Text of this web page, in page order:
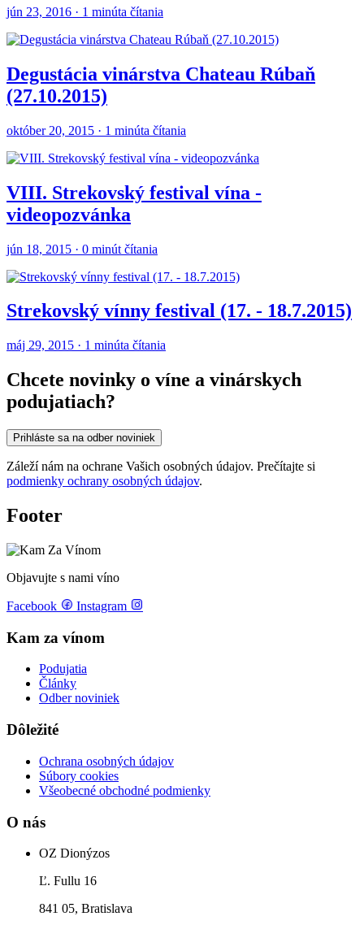
jún 23, 2016 · 1 minúta čítania
Degustácia vinárstva Chateau Rúbaň
(27.10.2015)
október 20, 2015 · 1 minúta čítania
VIII. Strekovský festival vína -
videopozvánka
jún 18, 2015 · 0 minút čítania
Strekovský vínny festival (17. - 18.7.2015)
máj 29, 2015 · 1 minúta čítania
Chcete novinky o víne a vinárskych
podujatiach?
Prihláste sa na odber noviniek
Záleží nám na ochrane Vašich osobných údajov. Prečítajte si
podmienky ochrany osobných údajov.
Footer
Objavujte s nami víno
Facebook Instagram
Kam za vínom
Podujatia
Články
Odber noviniek
Dôležité
Ochrana osobných údajov
Súbory cookies
Všeobecné obchodné podmienky
O nás
OZ Dionýzos
Ľ. Fullu 16
841 05, Bratislava